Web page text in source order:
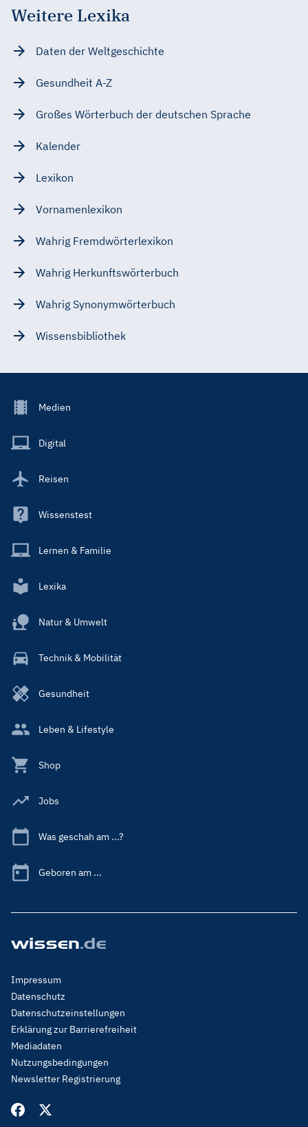
Weitere Lexika
Daten der Weltgeschichte
Gesundheit A-Z
Großes Wörterbuch der deutschen Sprache
Kalender
Lexikon
Vornamenlexikon
Wahrig Fremdwörterlexikon
Wahrig Herkunftswörterbuch
Wahrig Synonymwörterbuch
Wissensbibliothek
Footer
Main
Medien
Digital
Reisen
Wissenstest
Lernen & Familie
Lexika
Natur & Umwelt
Technik & Mobilität
Gesundheit
Leben & Lifestyle
Shop
Jobs
Was geschah am ...?
Geboren am ...
Footer
Menu
Legal
Impressum
Datenschutz
Datenschutzeinstellungen
Erklärung zur Barrierefreiheit
Mediadaten
Nutzungsbedingungen
Newsletter Registrierung